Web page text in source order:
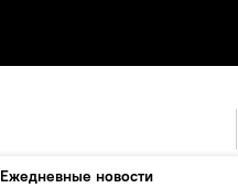
Ежедневные новости